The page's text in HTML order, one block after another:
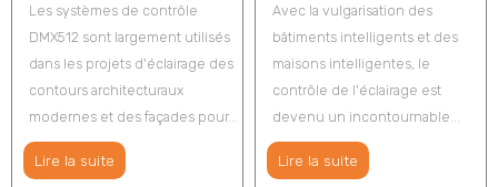
Les systèmes de contrôle
DMX512 sont largement utilisés
dans les projets d'éclairage des
contours architecturaux
modernes et des façades pour...
Lire la suite
Avec la vulgarisation des
bâtiments intelligents et des
maisons intelligentes, le
contrôle de l'éclairage est
devenu un incontournable...
Lire la suite